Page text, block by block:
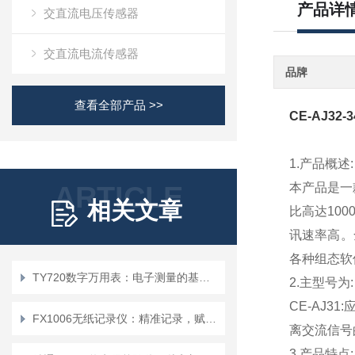
交直流电压传感器
交直流电流传感器
查看全部产品 >>
ARTICLE
相关文章
产品详
品牌
CE-AJ32-
1.产品概述:
本产品是
比高达
讯速率高
各种组态
2.主型号为:
CE-AJ31:
离交流信